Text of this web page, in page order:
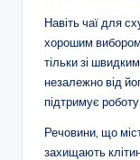
Навіть чаї для
хорошим
тільки зі
незалежно від
підтримує роботу
Речовини, що
захищають